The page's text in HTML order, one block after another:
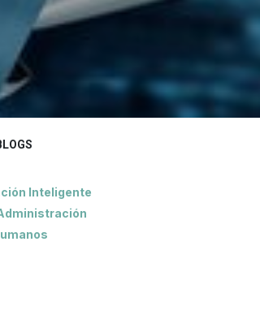
Inteligente